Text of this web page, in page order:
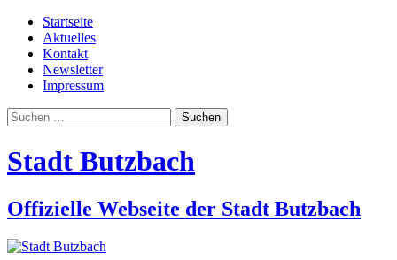
Startseite
Aktuelles
Kontakt
Newsletter
Impressum
Suchen
nach:
Stadt Butzbach
Offizielle Webseite der Stadt Butzbach